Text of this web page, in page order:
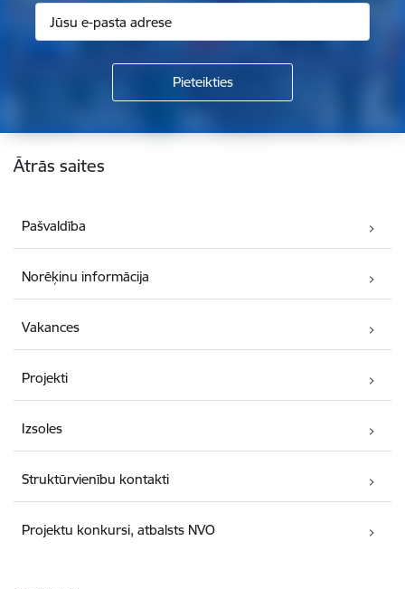
Kājene
Ātrās saites
Pašvaldība
Norēķinu informācija
Vakances
Projekti
Izsoles
Struktūrvienību kontakti
Projektu konkursi, atbalsts NVO